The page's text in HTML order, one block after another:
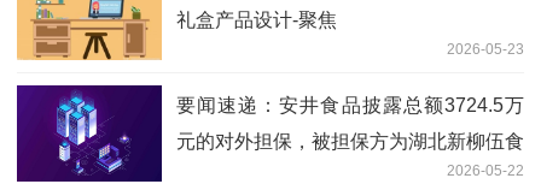
礼盒产品设计-聚焦
2026-05-23
要闻速递：安井食品披露总额3724.5万
元的对外担保，被担保方为湖北新柳伍食
2026-05-22